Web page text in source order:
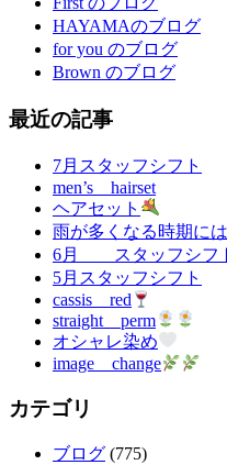
HAYAMAのブログ
for you のブログ
Brown のブログ
最近の記事
7月スタッフシフト
men’s hairset
ヘアセット
雨が多くなる時期に
6月 スタッフシフ
5月スタッフシフト
cassis red
straight perm
オシャレ染め
image change
カテゴリ
ブログ (775)